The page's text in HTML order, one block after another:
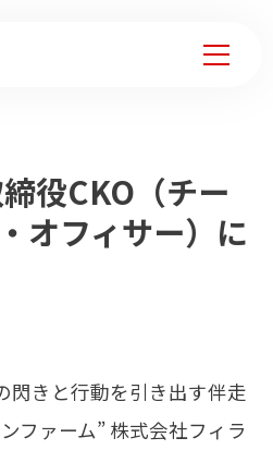
役CKO（チー
オフィサー）に
閃きと行動を引き出す伴走
ファーム” 株式会社フィラ